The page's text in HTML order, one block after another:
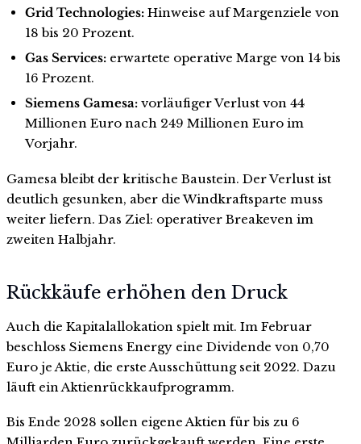
Grid Technologies:Hinweise auf Margenziele von
18 bis 20 Prozent.
Gas Services:erwartete operative Marge von 14 bis
16 Prozent.
Siemens Gamesa:vorläufiger Verlust von 44
Millionen Euro nach 249 Millionen Euro im
Vorjahr.
Gamesa bleibt der kritische Baustein. Der Verlust ist
deutlich gesunken, aber die Windkraftsparte muss
weiter liefern. Das Ziel: operativer Breakeven im
zweiten Halbjahr.
Rückkäufe erhöhen den Druck
Auch die Kapitalallokation spielt mit. Im Februar
beschloss Siemens Energy eine Dividende von 0,70
Euro je Aktie, die erste Ausschüttung seit 2022. Dazu
läuft ein Aktienrückkaufprogramm.
Bis Ende 2028 sollen eigene Aktien für bis zu 6